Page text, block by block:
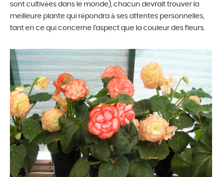
sont cultivées dans le monde), chacun devrait trouver la
meilleure plante qui répondra à ses attentes personnelles,
tant en ce qui concerne l’aspect que la couleur des fleurs.